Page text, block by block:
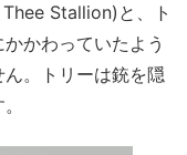
Stallion)と、ト
かわっていたよう
。トリーは銃を隠